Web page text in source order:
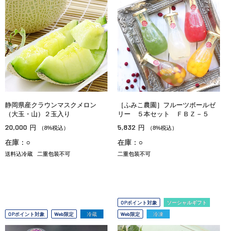
静岡県産クラウンマスクメロン
（大玉・山）２玉入り
20,000 円 （8%税込）
在庫：○
送料込冷蔵 二重包装不可
［ふみこ農園］フルーツボールゼ
リー ５本セット ＦＢＺ－５
5,832 円 （8%税込）
在庫：○
二重包装不可
OPポイント対象 Web限定 冷蔵
OPポイント対象
ソーシャルギフト
Web限定
冷凍